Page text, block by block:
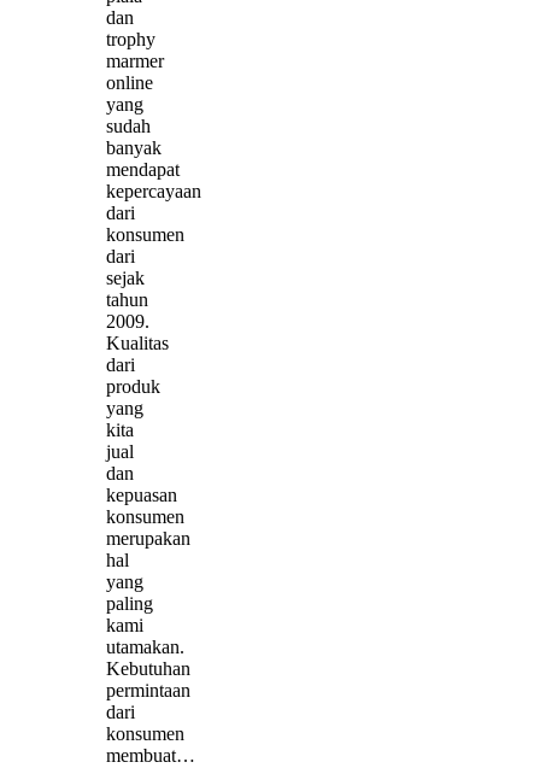
dan
trophy
marmer
online
yang
sudah
banyak
mendapat
kepercayaan
dari
konsumen
dari
sejak
tahun
2009.
Kualitas
dari
produk
yang
kita
jual
dan
kepuasan
konsumen
merupakan
hal
yang
paling
kami
utamakan.
Kebutuhan
permintaan
dari
konsumen
membuat…